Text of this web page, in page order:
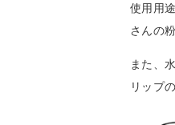
使用用
さんの
また、
リップ